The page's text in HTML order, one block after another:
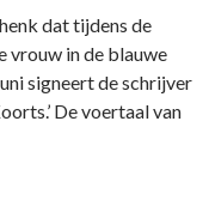
dat tijdens de
vrouw in de blauwe
signeert de schrijver
De voertaal van